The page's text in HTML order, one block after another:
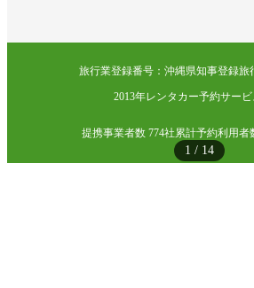
1 / 14
旅行業登録番号：沖縄県知事登録旅
2013年レンタカー予約サー
提携事業者数 774社累計予約利用者